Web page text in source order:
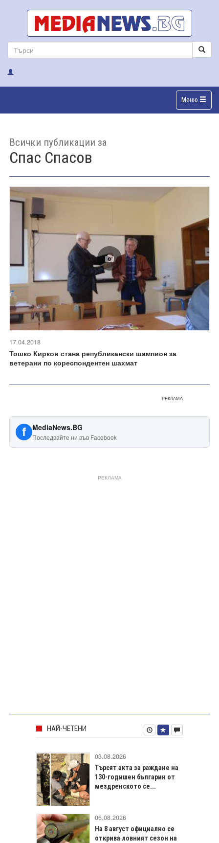
Меню
Всички публикации за
Спас Спасов
17.04.2018
Тошко Кирков стана републикански шампион за
ветерани по кореспондентен шахмат
РЕКЛАМА
f MediaNews.BG
Последвайте ни във Facebook
РЕКЛАМА
НАЙ-ЧЕТЕНИ
03.08.2026
Търсят акта за раждане на
130-годишен българин от
мездренското се...
06.08.2026
На 8 август официално се
открива ловният сезон на